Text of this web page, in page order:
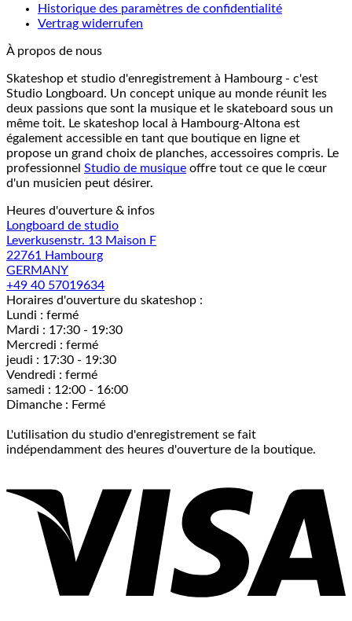
Historique des paramètres de confidentialité
Vertrag widerrufen
À propos de nous
Skateshop et studio d'enregistrement à Hambourg - c'est
Studio Longboard. Un concept unique au monde réunit les
deux passions que sont la musique et le skateboard sous un
même toit. Le skateshop local à Hambourg-Altona est
également accessible en tant que boutique en ligne et
propose un grand choix de planches, accessoires compris. Le
professionnel Studio de musique offre tout ce que le cœur
d'un musicien peut désirer.
Heures d'ouverture & infos
Longboard de studio
Leverkusenstr. 13 Maison F
22761 Hambourg
GERMANY
+49 40 57019634
Horaires d'ouverture du skateshop :
Lundi : fermé
Mardi : 17:30 - 19:30
Mercredi : fermé
jeudi : 17:30 - 19:30
Vendredi : fermé
samedi : 12:00 - 16:00
Dimanche : Fermé
L'utilisation du studio d'enregistrement se fait
indépendamment des heures d'ouverture de la boutique.